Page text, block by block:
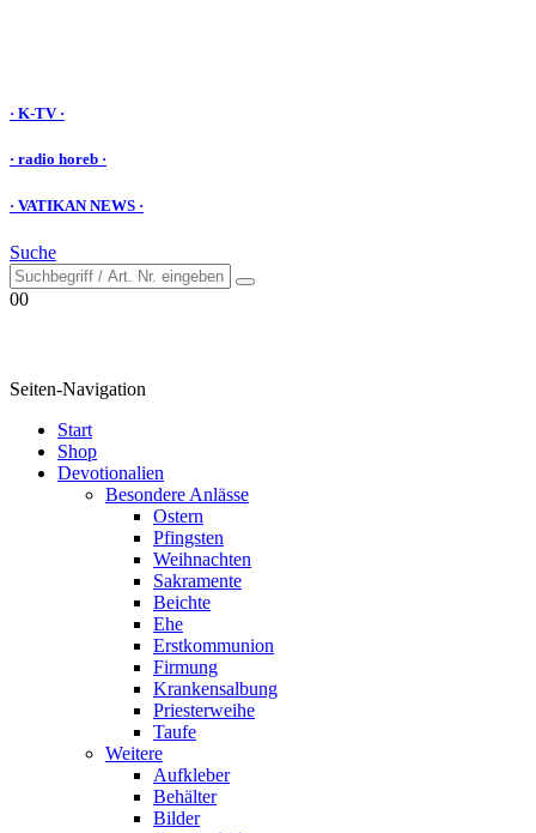
· K-TV ·
· radio horeb ·
· VATIKAN NEWS ·
Suche
00
Seiten-Navigation
Start
Shop
Devotionalien
Besondere Anlässe
Ostern
Pfingsten
Weihnachten
Sakramente
Beichte
Ehe
Erstkommunion
Firmung
Krankensalbung
Priesterweihe
Taufe
Weitere
Aufkleber
Behälter
Bilder